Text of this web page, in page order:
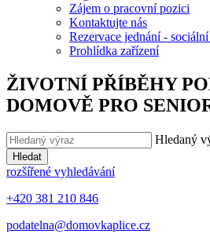
Zájem o pracovní pozici
Kontaktujte nás
Rezervace jednání -
Prohlídka zařízení
ŽIVOTNÍ PŘÍBĚHY
DOMOVĚ PRO
Hledaný
Hledat
rozšířené vyhledávání
+420 381 210 846
podatelna@domovkaplice.cz